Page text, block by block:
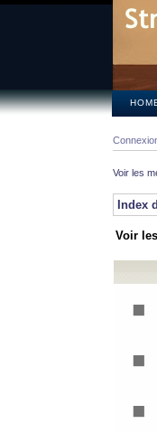
Voir les
Index
Voir